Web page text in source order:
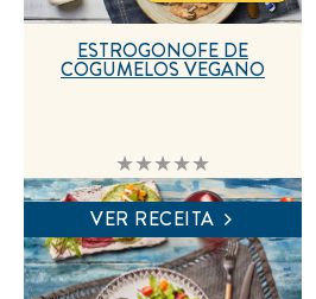
Nenhuma
avaliação
enviada
para
este
ESTROGONOFE DE
COGUMELOS VEGANO
VER RECEITA